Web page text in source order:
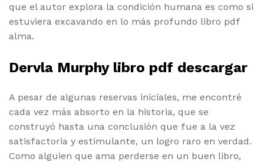
que el autor explora la condición humana es como si
estuviera excavando en lo más profundo libro pdf
alma.
Dervla Murphy libro pdf descargar
A pesar de algunas reservas iniciales, me encontré
cada vez más absorto en la historia, que se
construyó hasta una conclusión que fue a la vez
satisfactoria y estimulante, un logro raro en verdad.
Como alguien que ama perderse en un buen libro,